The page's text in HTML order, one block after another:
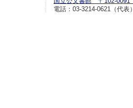
電話：03-3214-0621（代表）